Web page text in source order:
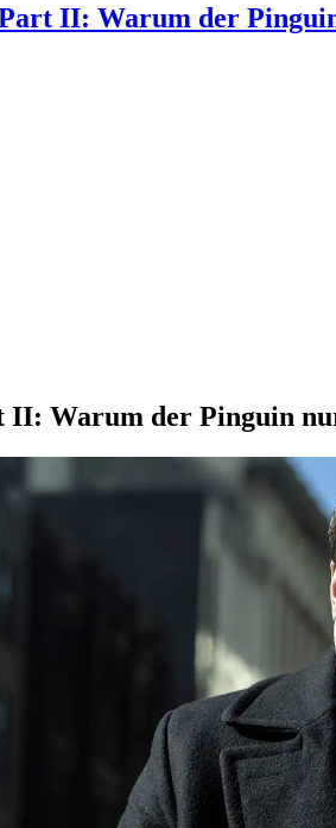
II: Warum der
II: Warum der Pinguin